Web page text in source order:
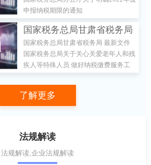
厅关于明确2022年度申报纳
税期限的通知
申报纳税期限的通知
国家税务总局甘肃省税务局
最新文件 国家税务总局关于
关心关爱老年人和残疾人等
特殊人员 做好纳税缴费服务
工作的通知
国家税务总局甘肃省税务局 最新文件
国家税务总局关于关心关爱老年人和残
疾人等特殊人员 做好纳税缴费服务工
了解更多
法规解读
法规解读,企业法规解读